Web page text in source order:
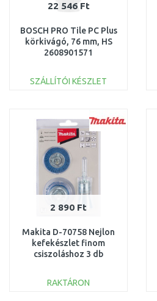
22 546 Ft
BOSCH PRO Tile PC Plus
körkivágó, 76 mm, HS
2608901571
SZÁLLÍTÓI KÉSZLET
Összehasonlítás
2 890 Ft
Makita D-70758 Nejlon
kefekészlet finom
csiszoláshoz 3 db
RAKTÁRON